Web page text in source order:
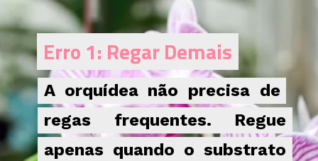
Erro 1: Regar Demais
Erro 1: Regar Demais
A orquídea não precisa de
regas frequentes. Regue
apenas quando o substrato
A orquídea não precisa de
regas frequentes. Regue
apenas quando o substrato